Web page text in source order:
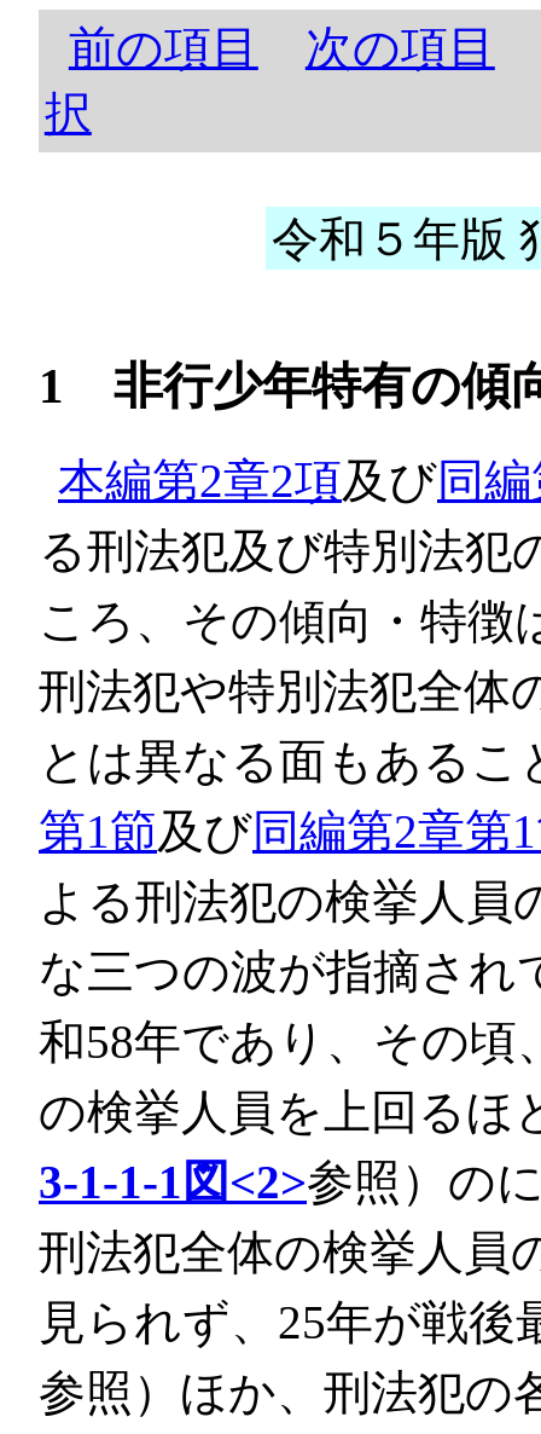
前の項目
次の項目
択
令和５年版
1 非行少年特有の傾
本編第2章2項及び同
る刑法犯及び特別法犯
ころ、その傾向・特徴
刑法犯や特別法犯全体
とは異なる面もある
第1節及び同編第2章第
よる刑法犯の検挙人員
な三つの波が指摘され
和58年であり、その頃
の検挙人員を上回るほ
3-1-1-1図<2>参照）の
刑法犯全体の検挙人員
見られず、25年が戦後
参照）ほか、刑法犯の